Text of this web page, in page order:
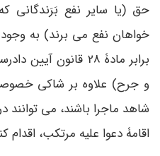
حق (یا سایر نفع بَرَندگانی
خواهان نفع می ­برند) به
برابر مادۀ 28
و جرح) علاوه بر شاکی
شاهد ماجرا باشند، می
اقامۀ دعوا علیه مرتکب، اقدام